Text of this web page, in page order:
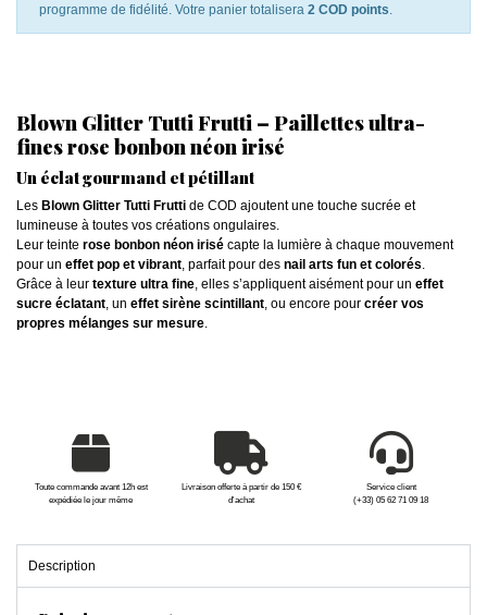
programme de fidélité. Votre panier totalisera 2 COD points.
Blown Glitter Tutti Frutti – Paillettes ultra-
fines rose bonbon néon irisé
Un éclat gourmand et pétillant
Les Blown Glitter Tutti Frutti de COD ajoutent une touche sucrée et
lumineuse à toutes vos créations ongulaires.
Leur teinte rose bonbon néon irisé capte la lumière à chaque mouvement
pour un effet pop et vibrant, parfait pour des nail arts fun et colorés.
Grâce à leur texture ultra fine, elles s’appliquent aisément pour un effet
sucre éclatant, un effet sirène scintillant, ou encore pour créer vos
propres mélanges sur mesure.
Toute commande avant 12h est
expédiée le jour même
Livraison offerte à partir de 150 €
d'achat
Service client
(+33) 05 62 71 09 18
Description